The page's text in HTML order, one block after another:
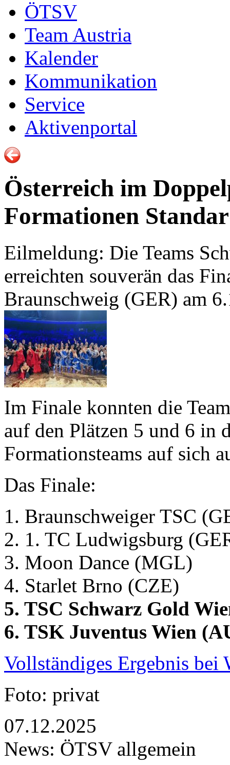
ÖTSV
Team Austria
Kalender
Kommunikation
Service
Aktivenportal
Österreich im
Formationen
Eilmeldung: Die Teams
erreichten souverän das
Braunschweig (GER) am
Im Finale konnten die
auf den Plätzen 5 und 6 in
Formationsteams auf sich
Das Finale:
1. Braunschweiger TSC
2. 1. TC Ludwigsburg
3. Moon Dance (MGL)
4. Starlet Brno (CZE)
5. TSC Schwarz Gold
6. TSK Juventus Wien
Vollständiges Ergebnis bei
Foto: privat
07.12.2025
News: ÖTSV allgemein